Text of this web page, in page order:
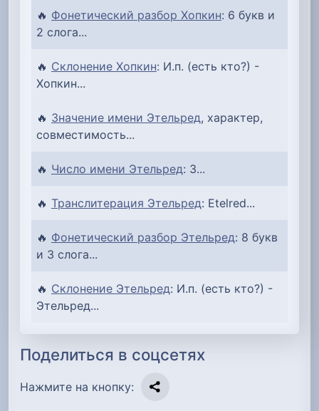
🔥 Фонетический разбор Хопкин: 6 букв и
2 слога...
🔥 Склонение Хопкин: И.п. (есть кто?) -
Хопкин...
🔥 Значение имени Этельред, характер,
совместимость...
🔥 Число имени Этельред: 3...
🔥 Транслитерация Этельред: Etelred...
🔥 Фонетический разбор Этельред: 8 букв
и 3 слога...
🔥 Склонение Этельред: И.п. (есть кто?) -
Этельред...
Поделиться в соцсетях
Нажмите на кнопку: